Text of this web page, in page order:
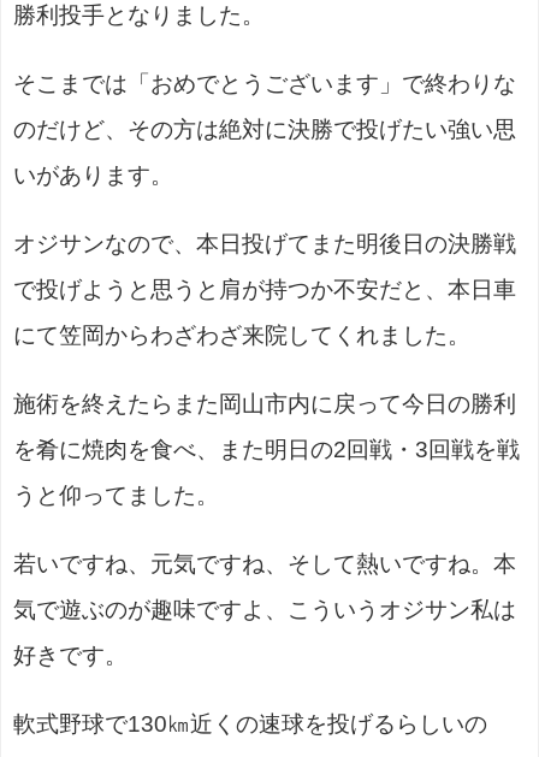
勝利投手となりました。
そこまでは「おめでとうございます」で終わりな
のだけど、その方は絶対に決勝で投げたい強い思
いがあります。
オジサンなので、本日投げてまた明後日の決勝戦
で投げようと思うと肩が持つか不安だと、本日車
にて笠岡からわざわざ来院してくれました。
施術を終えたらまた岡山市内に戻って今日の勝利
を肴に焼肉を食べ、また明日の2回戦・3回戦を戦
うと仰ってました。
若いですね、元気ですね、そして熱いですね。本
気で遊ぶのが趣味ですよ、こういうオジサン私は
好きです。
軟式野球で130㎞近くの速球を投げるらしいの